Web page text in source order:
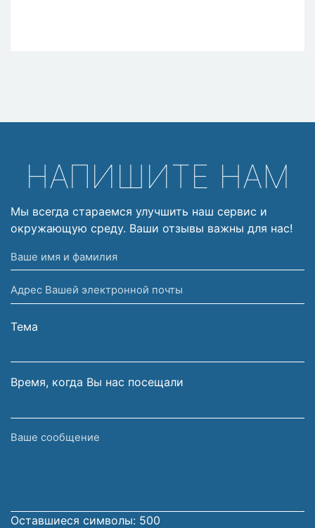
НАПИШИТЕ НАМ
Мы всегда стараемся улучшить наш сервис и
окружающую среду. Ваши отзывы важны для нас!
Ваше
имя
и
фамилия
Адрес
Вашей
электронной
Тема
Время, когда Вы нас посещали
Ваше
Оставшиеся символы: 500